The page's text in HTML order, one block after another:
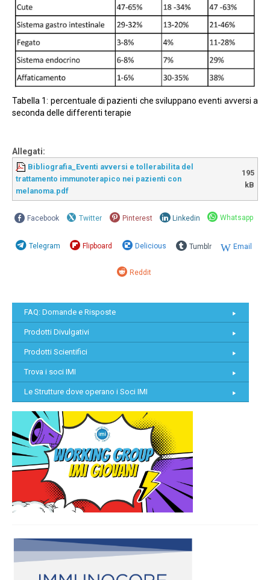
Tabella 1: percentuale di pazienti che sviluppano eventi avversi a
seconda delle differenti terapie
Allegati:
Bibliografia_Eventi avversi e tollerabilita del
trattamento immunoterapico nei pazienti con
melanoma.pdf
195
kB
Facebook Twitter Pinterest Linkedin Whatsapp
Telegram Flipboard Delicious Tumblr Email
Reddit
FAQ: Domande e Risposte
Prodotti Divulgativi
Prodotti Scientifici
Trova i soci IMI
Le Strutture dove operano i Soci IMI